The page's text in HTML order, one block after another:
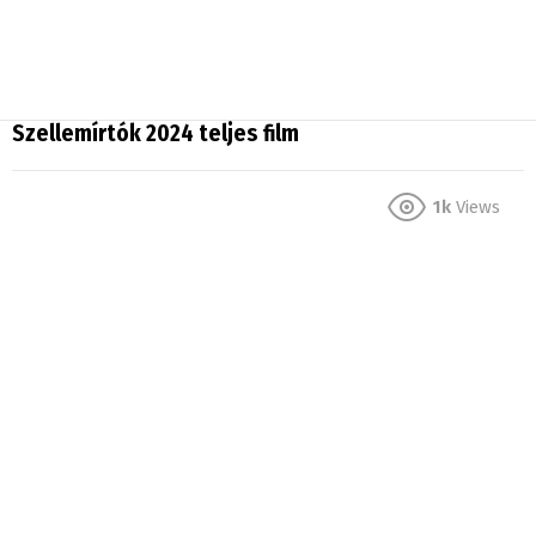
Szellemírtók 2024 teljes film
1k Views